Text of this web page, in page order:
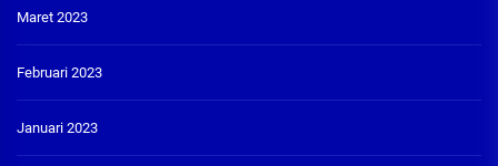
Maret 2023
Februari 2023
Januari 2023